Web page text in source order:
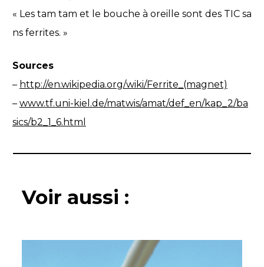
« Les tam tam et le bouche à oreille sont des TIC sa
ns ferrites. »
Sources
– http://en.wikipedia.org/wiki/Ferrite_(magnet)
– www.tf.uni-kiel.de/matwis/amat/def_en/kap_2/ba
sics/b2_1_6.html
Voir aussi :